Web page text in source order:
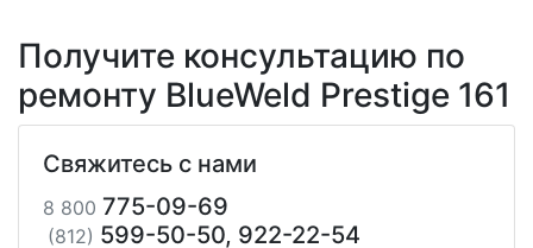
Получите консультацию по
ремонту BlueWeld Prestige 161
Свяжитесь с нами
8 800 775-09-69
(812) 599-50-50, 922-22-54